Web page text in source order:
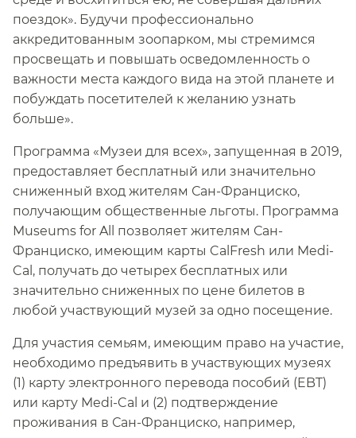
поездок». Будучи профессионально
аккредитованным зоопарком, мы стремимся
просвещать и повышать осведомленность о
важности места каждого вида на этой планете и
побуждать посетителей к желанию узнать
больше».​​
Программа «Музеи для всех», запущенная в 2019,
предоставляет бесплатный или значительно
сниженный вход жителям Сан-Франциско,
получающим общественные льготы. Программа
Museums for All позволяет жителям Сан-
Франциско, имеющим карты CalFresh или Medi-
Cal, получать до четырех бесплатных или
значительно сниженных по цене билетов в
любой участвующий музей за одно посещение.​​
Для участия семьям, имеющим право на участие,
необходимо предъявить в участвующих музеях
(1) карту электронного перевода пособий (EBT)
или карту Medi-Cal и (2) подтверждение
проживания в Сан-Франциско, например,